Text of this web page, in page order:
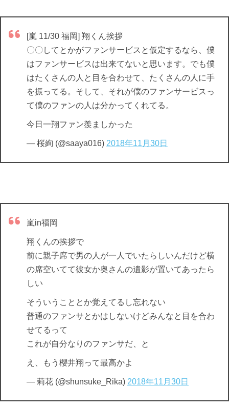
[嵐 11/30 福岡] 翔くん挨拶
〇〇してとかがファンサービスと仮定するなら、僕
はファンサービスは出来てないと思います。でも僕
はたくさんの人と目を合わせて、たくさんの人に手
を振ってる。そして、それが僕のファンサービスっ
て僕のファンの人は分かってくれてる。
今日一翔ファン羨ましかった
— 桜絢 (@saaya016) 2018年11月30日
嵐in福岡
翔くんの挨拶で
前に親子席で男の人が一人でいたらしいんだけど横
の席空いてて彼女か奥さんの遺影が置いてあったら
しい
そういうこととか覚えてるし忘れない
普通のファンサとかはしないけどみんなと目を合わ
せてるって
これが自分なりのファンサだ、と
え、もう櫻井翔って最高かよ
— 莉花 (@shunsuke_Rika) 2018年11月30日